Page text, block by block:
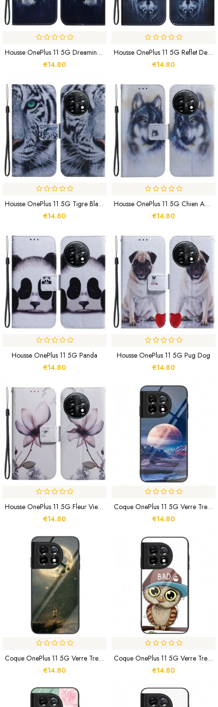
Housse OnePlus 11 5G Dreaming Lion
€14.80
Housse OnePlus 11 5G Reflet De Chien
€14.80
Housse OnePlus 11 5G Tigre Blanc
€14.80
Housse OnePlus 11 5G Chien Aquarelle
€14.80
Housse OnePlus 11 5G Panda
€14.80
Housse OnePlus 11 5G Pug Dog
€14.80
Housse OnePlus 11 5G Fleur Vieux Rose
€14.80
Coque OnePlus 11 5G Verre Trempé Lune De L'Espace
€14.80
Coque OnePlus 11 5G Verre Trempé L'Homme À La Lune
€14.80
Coque OnePlus 11 5G Verre Trempé Bad Hibou
€14.80